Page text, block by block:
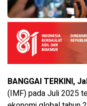
BANGGAI TERKINI,
(IMF) pada Juli 2025